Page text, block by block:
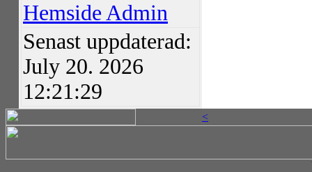
Hemside Admin
Senast uppdaterad:
July 20. 2026
12:21:29
<